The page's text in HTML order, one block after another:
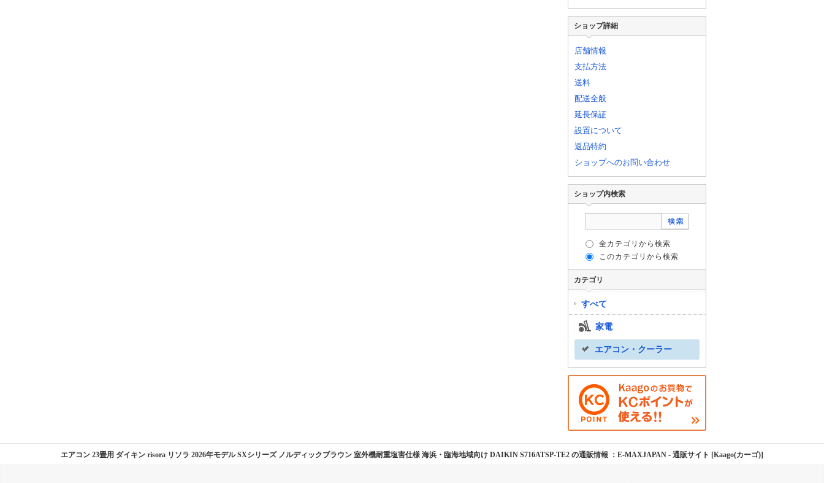
ショップ詳細
店舗情報
支払方法
送料
配送全般
延長保証
設置について
返品特約
ショップへのお問い合わせ
ショップ内検索
全カテゴリから検索
このカテゴリから検索
カテゴリ
すべて
家電
エアコン・クーラー
エアコン 23畳用 ダイキン risora リソラ 2026年モデル SXシリーズ ノルディックブラウン 室外機耐重塩害仕様 海浜・臨海地域向け DAIKIN S716ATSP-TE2 の通販情報 ：E-MAXJAPAN - 通販サイト [Kaago(カーゴ)]